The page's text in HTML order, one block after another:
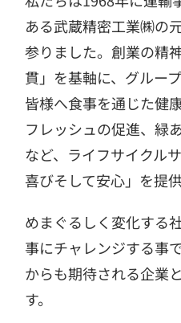
ある武蔵精密工業㈱の
参りました。創業の
貫」を基軸に、グルー
皆様へ食事を通じた健
フレッシュの促進、緑
など、ライフサイクル
喜びそして安心」を提
めまぐるしく変化する
事にチャレンジする事
からも期待される企業
す。